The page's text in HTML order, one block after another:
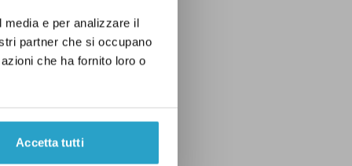
e per analizzare il
partner che si occupano
che ha fornito loro o
Accetta tutti